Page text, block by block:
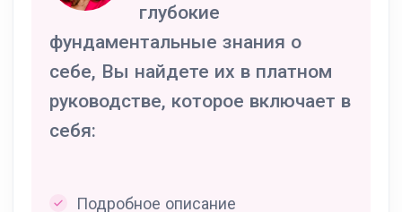
глубокие
фундаментальные знания о
себе, Вы найдете их в платном
руководстве, которое включает в
себя:
Подробное описание